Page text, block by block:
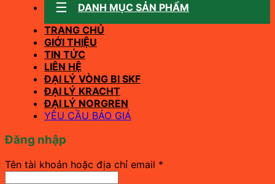
DANH MỤC SẢN PHẨM
TRANG CHỦ
GIỚI THIỆU
TIN TỨC
LIÊN HỆ
ĐẠI LÝ VÒNG BI SKF
ĐẠI LÝ KRACHT
ĐẠI LÝ NORGREN
YÊU CẦU BÁO GIÁ
Đăng nhập
Tên tài khoản hoặc địa chỉ email *